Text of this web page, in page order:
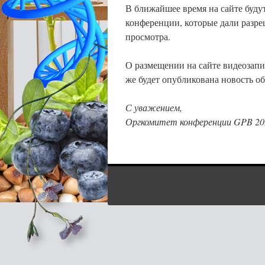
В ближайшее время на сайте
конференции, которые дали
просмотра.
О размещении на сайте
же будет опубликована новость
С уважением,
Оргкомитет конференции GPB